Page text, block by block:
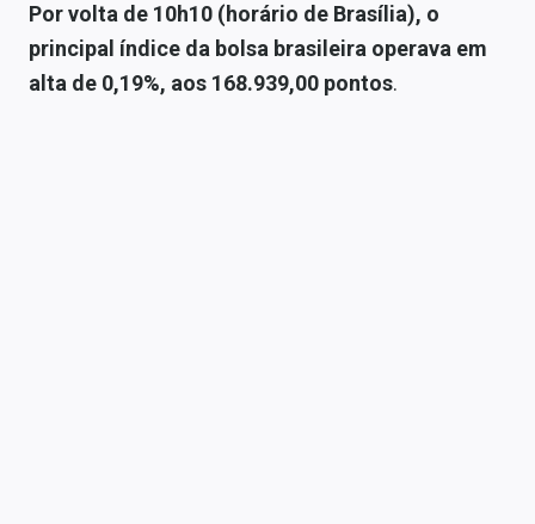
Expediente
Por volta de 10h10 (horário de Brasília), o
principal índice da bolsa brasileira operava em
alta de 0,19%, aos 168.939,00 pontos.